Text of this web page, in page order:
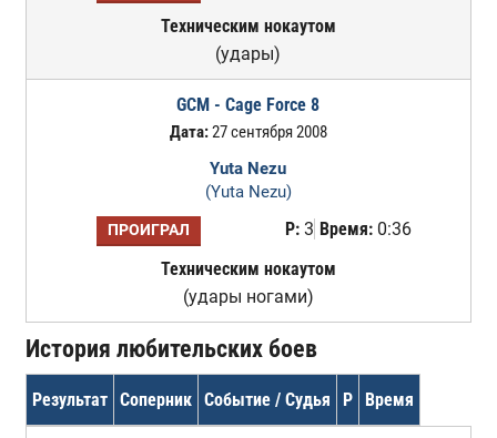
Техническим нокаутом
(удары)
GCM - Cage Force 8
Дата:27 сентября 2008
Yuta Nezu
(Yuta Nezu)
ПРОИГРАЛ Р:3 Время:0:36
Техническим нокаутом
(удары ногами)
История любительских боев
Результат Соперник Событие / Судья Р Время